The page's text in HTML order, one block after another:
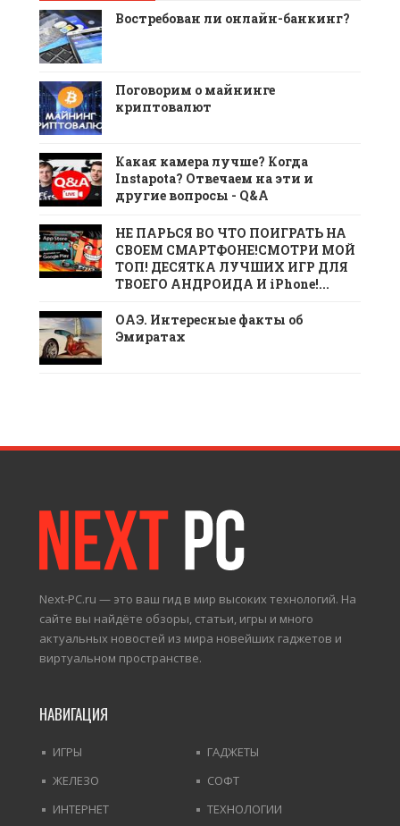
Востребован ли онлайн-банкинг?
Поговорим о майнинге
криптовалют
Какая камера лучше? Когда
Instapota? Отвечаем на эти и
другие вопросы - Q&A
НЕ ПАРЬСЯ ВО ЧТО ПОИГРАТЬ НА
СВОЕМ СМАРТФОНЕ!СМОТРИ МОЙ
ТОП! ДЕСЯТКА ЛУЧШИХ ИГР ДЛЯ
ТВОЕГО АНДРОИДА И iPhone!...
ОАЭ. Интересные факты об
Эмиратах
Next-PC.ru — это ваш гид в мир высоких технологий. На
сайте вы найдёте обзоры, статьи, игры и много
актуальных новостей из мира новейших гаджетов и
виртуальном пространстве.
НАВИГАЦИЯ
ИГРЫ
ГАДЖЕТЫ
ЖЕЛЕЗО
СОФТ
ИНТЕРНЕТ
ТЕХНОЛОГИИ